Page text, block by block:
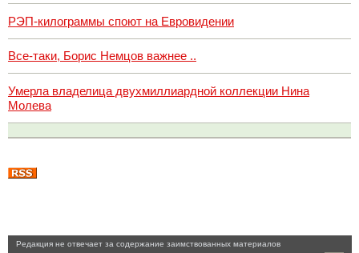
РЭП-килограммы споют на Евровидении
Все-таки, Борис Немцов важнее ..
Умерла владелица двухмиллиардной коллекции Нина
Молева
Pедакция не отвечает за содержание заимствованных материалов